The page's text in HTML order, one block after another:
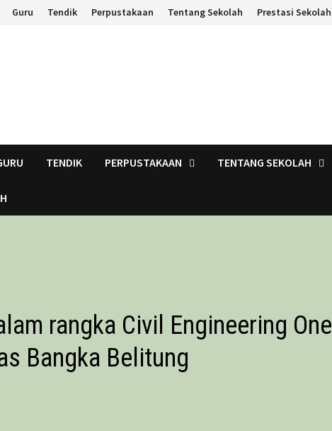
Guru Tendik Perpustakaan Tentang Sekolah Prestasi Sekolah
TENDIK PERPUSTAKAAN TENTANG SEKOLAH
rangka Civil Engineering One
Bangka Belitung